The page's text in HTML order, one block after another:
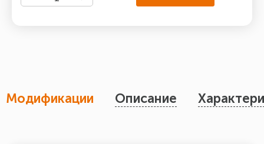
Модификации Описание